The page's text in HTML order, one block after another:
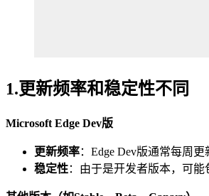
1.更新频率和稳定性不同
Microsoft Edge Dev版
更新频率：Edge Dev版通常每周
稳定性：由于是开发者版本，可